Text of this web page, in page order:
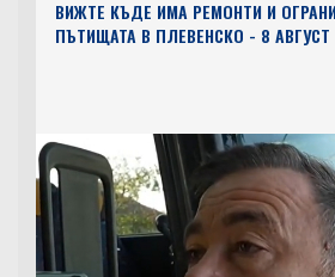
ВИЖТЕ КЪДЕ ИМА РЕМОНТИ И
ПЪТИЩАТА В ПЛЕВЕНСКО - 8 АВГУСТ